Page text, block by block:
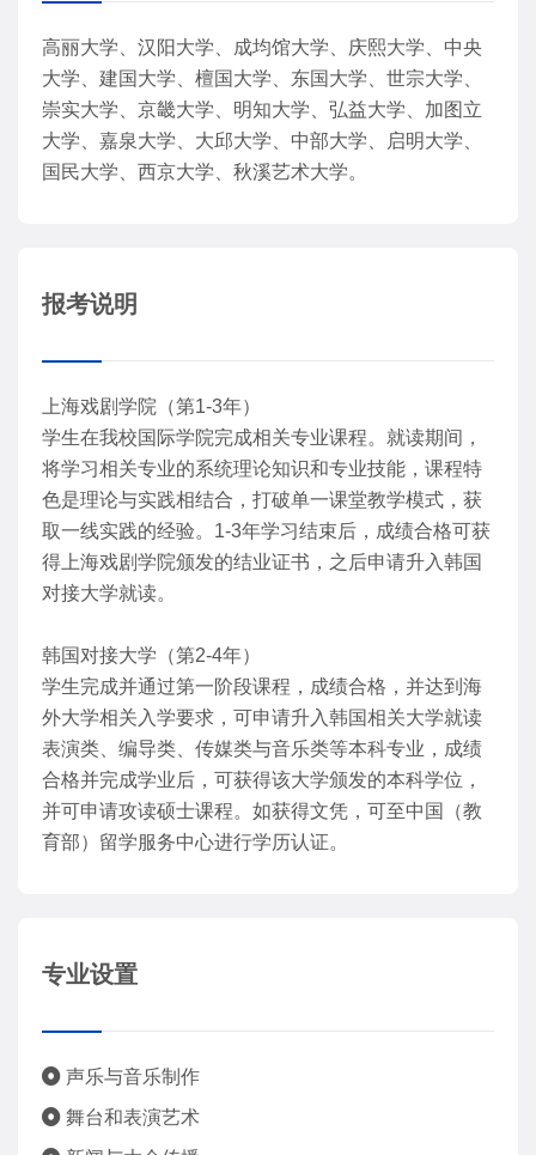
高丽大学、汉阳大学、成均馆大学、庆熙大学、中央
大学、建国大学、檀国大学、东国大学、世宗大学、
崇实大学、京畿大学、明知大学、弘益大学、加图立
大学、嘉泉大学、大邱大学、中部大学、启明大学、
国民大学、西京大学、秋溪艺术大学。
报考说明
上海戏剧学院（第1-3年）
学生在我校国际学院完成相关专业课程。就读期间，
将学习相关专业的系统理论知识和专业技能，课程特
色是理论与实践相结合，打破单一课堂教学模式，获
取一线实践的经验。1-3年学习结束后，成绩合格可获
得上海戏剧学院颁发的结业证书，之后申请升入韩国
对接大学就读。
韩国对接大学（第2-4年）
学生完成并通过第一阶段课程，成绩合格，并达到海
外大学相关入学要求，可申请升入韩国相关大学就读
表演类、编导类、传媒类与音乐类等本科专业，成绩
合格并完成学业后，可获得该大学颁发的本科学位，
并可申请攻读硕士课程。如获得文凭，可至中国（教
育部）留学服务中心进行学历认证。
专业设置
声乐与音乐制作
舞台和表演艺术